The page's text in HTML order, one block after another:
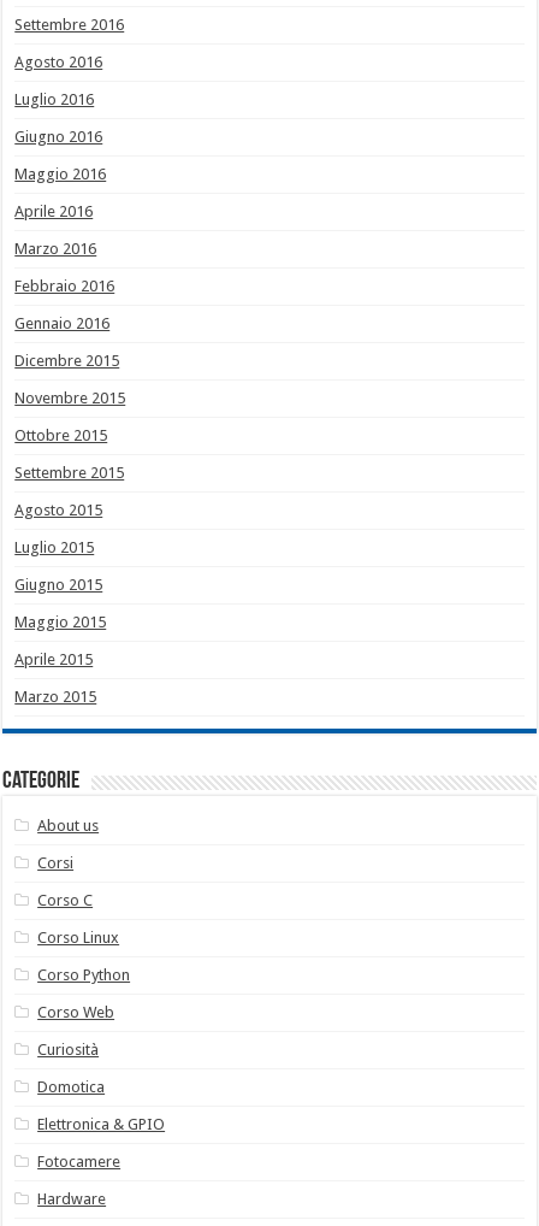
Settembre 2016
Agosto 2016
Luglio 2016
Giugno 2016
Maggio 2016
Aprile 2016
Marzo 2016
Febbraio 2016
Gennaio 2016
Dicembre 2015
Novembre 2015
Ottobre 2015
Settembre 2015
Agosto 2015
Luglio 2015
Giugno 2015
Maggio 2015
Aprile 2015
Marzo 2015
Categorie
About us
Corsi
Corso C
Corso Linux
Corso Python
Corso Web
Curiosità
Domotica
Elettronica & GPIO
Fotocamere
Hardware